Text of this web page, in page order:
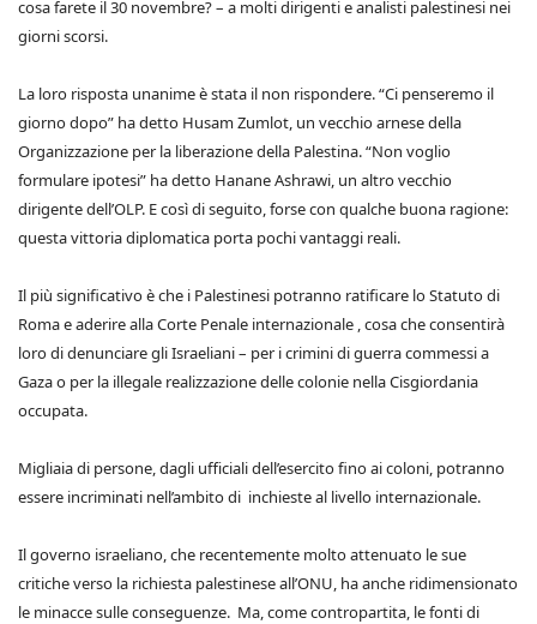
cosa farete il 30 novembre? – a molti dirigenti e analisti palestinesi nei
giorni scorsi.
La loro risposta unanime è stata il non rispondere. “Ci penseremo il
giorno dopo” ha detto Husam Zumlot, un vecchio arnese della
Organizzazione per la liberazione della Palestina. “Non voglio
formulare ipotesi” ha detto Hanane Ashrawi, un altro vecchio
dirigente dell’OLP. E così di seguito, forse con qualche buona ragione:
questa vittoria diplomatica porta pochi vantaggi reali.
Il più significativo è che i Palestinesi potranno ratificare lo Statuto di
Roma e aderire alla Corte Penale internazionale , cosa che consentirà
loro di denunciare gli Israeliani – per i crimini di guerra commessi a
Gaza o per la illegale realizzazione delle colonie nella Cisgiordania
occupata.
Migliaia di persone, dagli ufficiali dell’esercito fino ai coloni, potranno
essere incriminati nell’ambito di inchieste al livello internazionale.
Il governo israeliano, che recentemente molto attenuato le sue
critiche verso la richiesta palestinese all’ONU, ha anche ridimensionato
le minacce sulle conseguenze. Ma, come contropartita, le fonti di